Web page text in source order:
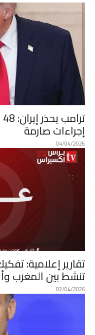
إجراءات صارمة
04/04/2026
تقارير إعلامية:
تنشط بين المغرب
02/04/2026